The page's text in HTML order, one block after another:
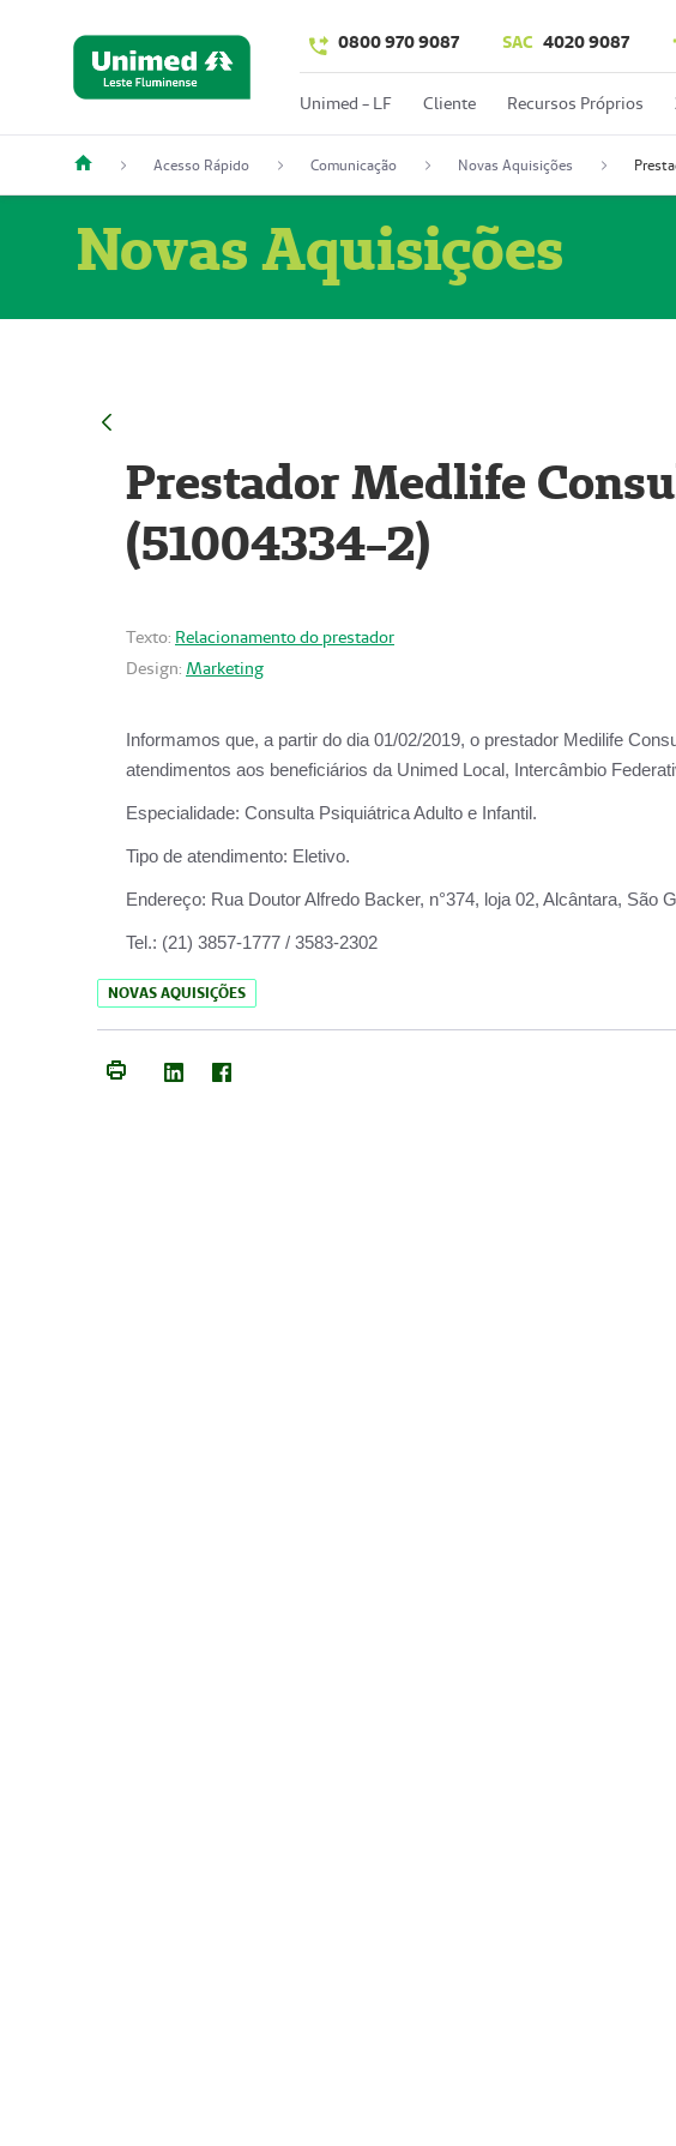
0800 970 9087 SAC 4020 9087
Unimed - LF Cliente Recursos Próprios
Acesso Rápido Comunicação Novas Aquisições
Novas Aquisições
Prestador Medlife
(51004334-2)
Texto: Relacionamento do prestador
Design: Marketing
Informamos que, a partir do dia 01/02/2019, o prestador Medilife
atendimentos aos beneficiários da Unimed Local, Intercâmbio
Especialidade: Consulta Psiquiátrica Adulto e Infantil.
Tipo de atendimento: Eletivo.
Endereço: Rua Doutor Alfredo Backer, n°374, loja 02, Alcântara, São
Tel.: (21) 3857-1777 / 3583-2302
NOVAS AQUISIÇÕES